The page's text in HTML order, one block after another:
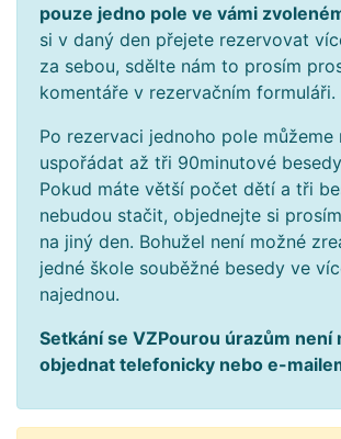
pouze jedno pole ve vámi
si v daný den přejete rezervovat
za sebou, sdělte nám to prosím
komentáře v rezervačním formuláři.
Po rezervaci jednoho pole můžeme
uspořádat až tři 90minutové
Pokud máte větší počet dětí a tři
nebudou stačit, objednejte si
na jiný den. Bohužel není možné
jedné škole souběžné besedy ve
najednou.
Setkání se VZPourou úrazům není
objednat telefonicky nebo e-